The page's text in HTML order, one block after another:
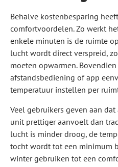
Behalve kostenbesparing
comfortvoordelen. Zo werkt
enkele minuten is de ruimte
lucht wordt direct verspreid,
moeten opwarmen.
afstandsbediening of app
temperatuur instellen per
Veel gebruikers geven aan
unit prettiger aanvoelt dan
lucht is minder droog, de
tocht wordt tot een minimum
winter gebruiken tot een